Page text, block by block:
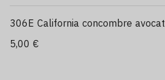
306E California concombre avocat
5,00 €